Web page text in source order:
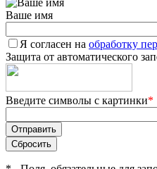
Ваше имя
Я согласен на обработку
Защита от автоматического
Введите символы с картинки*